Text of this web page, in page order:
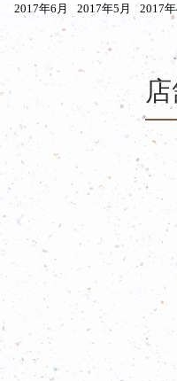
2017年6月
2017年5月 2017